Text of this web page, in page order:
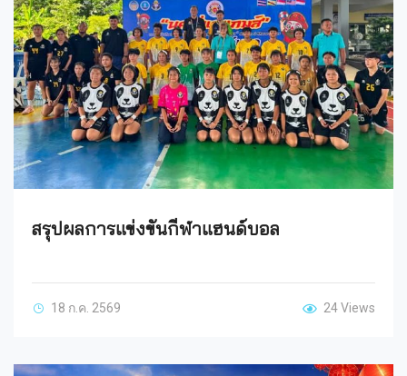
สรุปผลการแข่งขันกีฬาแฮนด์บอล
18 ก.ค. 2569 24 Views